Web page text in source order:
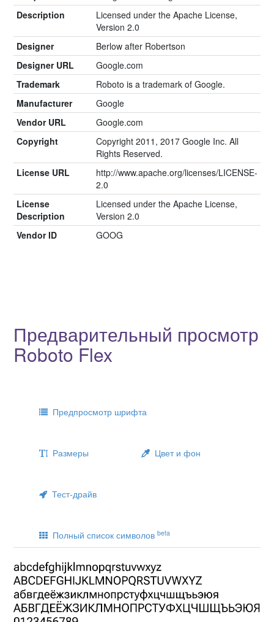
Description
Licensed under the Apache License,
Version 2.0
Designer
Berlow after Robertson
Designer URL
Google.com
Trademark
Roboto is a trademark of Google.
Manufacturer
Google
Vendor URL
Google.com
Copyright
Copyright 2011, 2017 Google Inc. All
Rights Reserved.
License URL
http://www.apache.org/licenses/LICENSE-
2.0
License
Description
Licensed under the Apache License,
Version 2.0
Vendor ID
GOOG
Предварительный просмотр
Roboto Flex
Предпросмотр шрифта
Размеры Цвет и фон
Тест-драйв
Полный список символов beta